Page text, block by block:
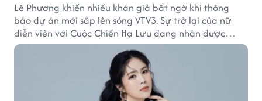
Lê Phương khiến nhiều khán giả bất ngờ khi thông
báo dự án mới sắp lên sóng VTV3. Sự trở lại của nữ
diễn viên với Cuộc Chiến Hạ Lưu đang nhận được
nhiều sự quan tâm.